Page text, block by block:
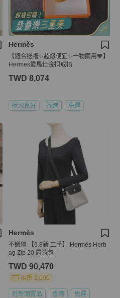
Hermès
【適合送禮✨超級便宜✨一物兩用🧡】
Hermes愛馬仕金扣戒指
TWD 8,074
狀況良好 香港 免運
Hermès
不議價 【9.8新 二手】 Hermès Herb
ag Zip 20 肩背包
TWD 90,470
現折 2,000
近新閒置品 香港 免運